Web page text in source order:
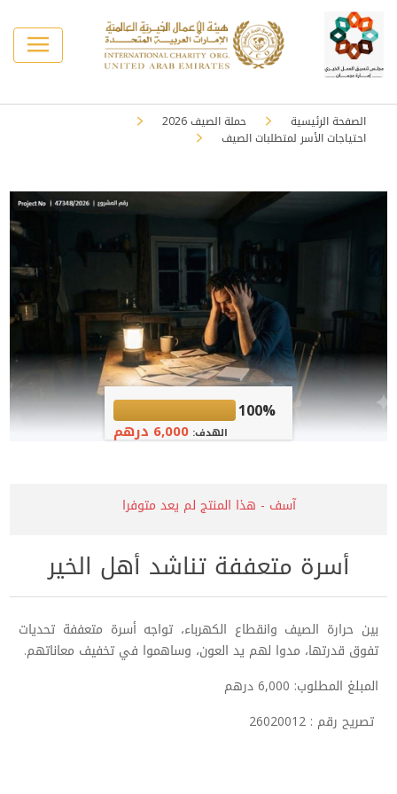
الصفحة الرئيسية
حملة الصيف 2026
احتياجات الأسر لمتطلبات الصيف
100%
الهدف:6,000 درهم
آسف - هذا المنتج لم يعد متوفرا
أسرة متعففة تناشد أهل الخير
بين حرارة الصيف وانقطاع الكهرباء، تواجه أسرة متعففة تحديات
تفوق قدرتها، مدوا لهم يد العون، وساهموا في تخفيف معاناتهم.
المبلغ المطلوب: 6,000 درهم
تصريح رقم : 26020012